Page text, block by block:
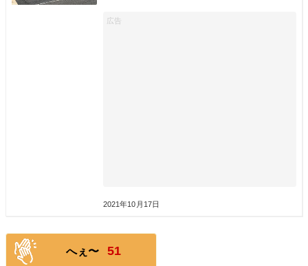
2021年10月17日
へぇ〜 51